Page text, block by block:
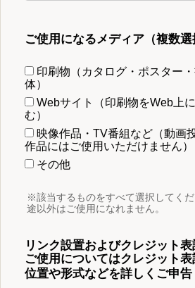
ご使用になるメディア（複数選
印刷物（カタログ・ポスター
体）
Webサイト（印刷物をWeb上
む）
映像作品・TV番組など（動画
作品にはご使用いただけません）
その他
※該当するものをすべて選択してく
途以外はご使用になれません。
リンク設置およびクレジット
ご使用についてはクレジット
位置や形式などを詳しくご申